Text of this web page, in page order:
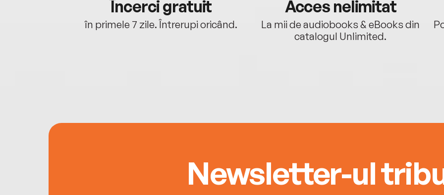
Încerci gratuit
în primele 7 zile. Întrerupi oricând.
Acces nelimitat
La mii de audiobooks & eBooks din
catalogul Unlimited.
Newsletter-ul